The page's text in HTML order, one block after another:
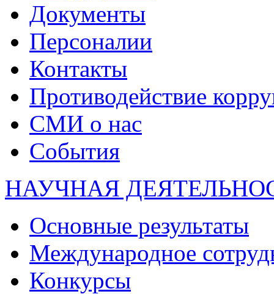
Документы
Персоналии
Контакты
Противодействие
СМИ о нас
События
НАУЧНАЯ
Основные результаты
Международное
Конкурсы